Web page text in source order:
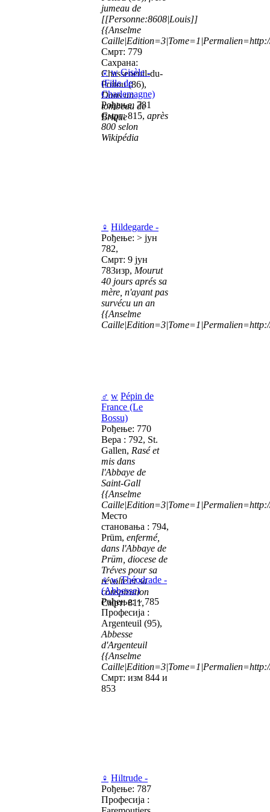
jumeau de
[[Personne:8608|Louis]]
{{Anselme
Смрт: 779
Сахрана:
Chasseneuil-du-
Poitou (86),
Dans un
tombeau de
Brique
♀ w Gisèle -
(Fille de
Charlemagne)
Рођење: 781
Смрт: 815, après
800 selon
Wikipédia
♀ Hildegarde -
Рођење: > јун
782,
Смрт: 9 јун
783изр, Mourut
40 jours aprés sa
mère, n'ayant pas
survécu un an
{{Anselme
♂ w Pépin de
France (Le
Bossu)
Рођење: 770
Вера : 792, St.
Gallen, Rasé et
mis dans
l'Abbaye de
Saint-Gall
{{Anselme
Место
становања : 794,
Prüm, enfermé,
dans l'Abbaye de
Prüm, diocese de
Tréves pour sa
révolte et sa
conspiration
Смрт: 811,
♀ w Théodrade -
(Abbesse)
Рођење: ~ 785
Професија :
Argenteuil (95),
Abbesse
d'Argenteuil
{{Anselme
Смрт: изм 844 и
853
♀ Hiltrude -
Рођење: 787
Професија :